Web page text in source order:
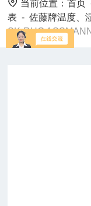
当前位置：首页
表 -佐藤牌温度、
SK-RHG